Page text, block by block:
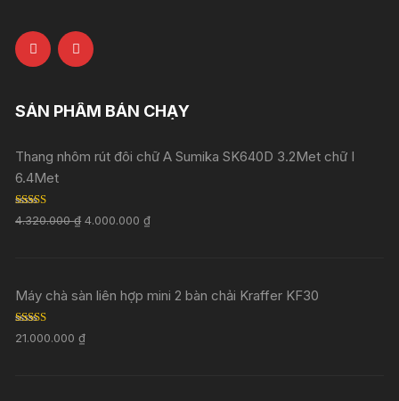
SẢN PHẨM BÁN CHẠY
Thang nhôm rút đôi chữ A Sumika SK640D 3.2Met chữ I
6.4Met
Rated 5.00
out of 5
4.320.000₫ 4.000.000₫
Máy chà sàn liên hợp mini 2 bàn chải Kraffer KF30
Rated5.00
out of 5
21.000.000₫